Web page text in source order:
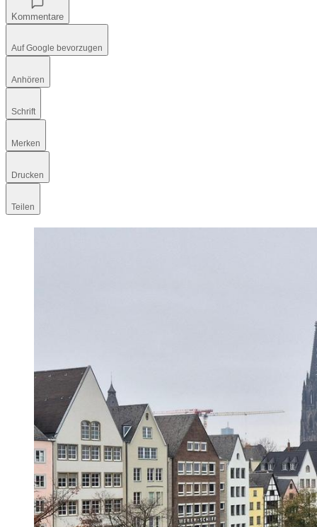
Kommentare
Auf Google bevorzugen
Anhören
Schrift
Merken
Drucken
Teilen